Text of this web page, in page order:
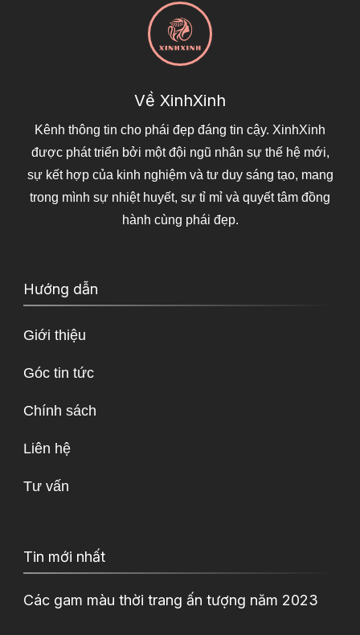
Về XinhXinh
Kênh thông tin cho phái đẹp đáng tin cậy. XinhXinh
được phát triển bởi một đội ngũ nhân sự thế hệ mới,
sự kết hợp của kinh nghiệm và tư duy sáng tạo, mang
trong mình sự nhiệt huyết, sự tỉ mỉ và quyết tâm đồng
hành cùng phái đẹp.
Hướng dẫn
Giới thiệu
Góc tin tức
Chính sách
Liên hệ
Tư vấn
Tin mới nhất
Các gam màu thời trang ấn tượng năm 2023